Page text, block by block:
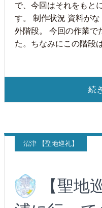
で、今回はそれをもと
す。 制作状況 資料が
外階段。 今回の作業で
た。ちなみにこの階段
続
沼津 【聖地巡礼】
【聖地